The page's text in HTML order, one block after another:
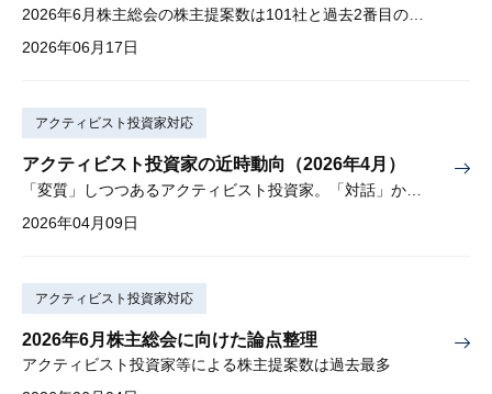
2026年6月株主総会の株主提案数は101社と過去2番目の多さ
2026年06月17日
アクティビスト投資家対応
アクティビスト投資家の近時動向（2026年4月）
2026年04月09日
アクティビスト投資家対応
2026年6月株主総会に向けた論点整理
アクティビスト投資家等による株主提案数は過去最多